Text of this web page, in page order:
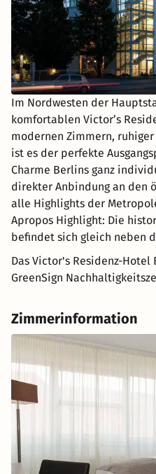
Im Nordwesten der
komfortablen Victor’s
modernen Zimmern,
ist es der perfekte
Charme Berlins ganz
direkter Anbindung an den
alle Highlights der
Apropos Highlight: Die
befindet sich gleich neben
Das Victor's Residenz-
GreenSign
Zimmerinformation